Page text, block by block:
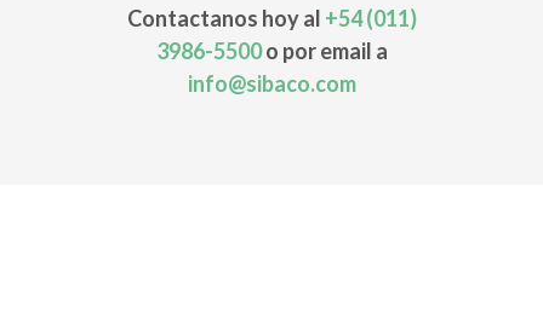
Contactanos hoy al +54 (011)
3986-5500o por email a
info@sibaco.com